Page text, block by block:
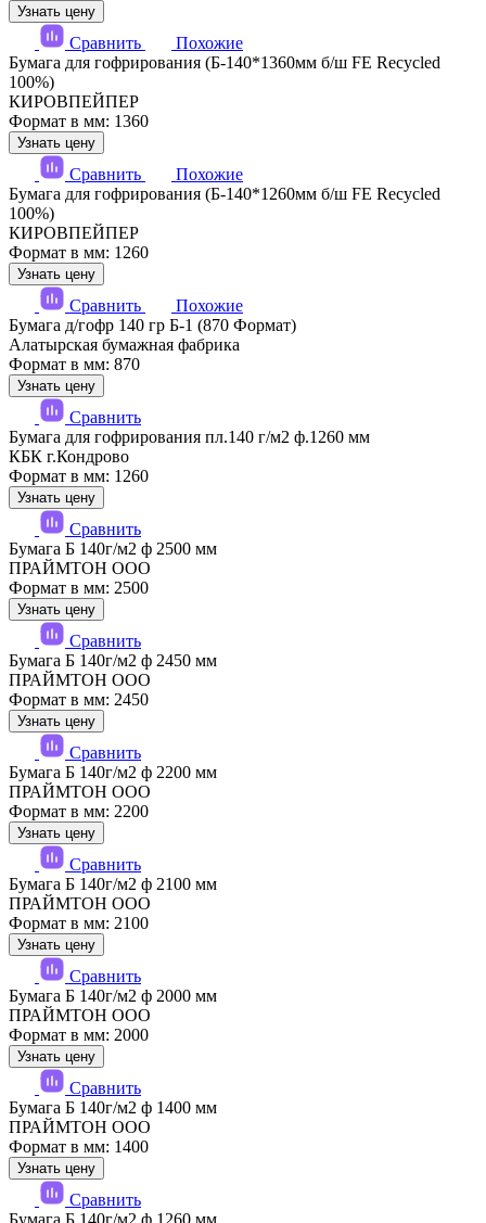
Узнать цену
Сравнить
Похожие
Бумага для гофрирования (Б-140*1360мм б/ш FE Recycled
100%)
КИРОВПЕЙПЕР
Формат в мм: 1360
Узнать цену
Сравнить
Похожие
Бумага для гофрирования (Б-140*1260мм б/ш FE Recycled
100%)
КИРОВПЕЙПЕР
Формат в мм: 1260
Узнать цену
Сравнить
Похожие
Бумага д/гофр 140 гр Б-1 (870 Формат)
Алатырская бумажная фабрика
Формат в мм: 870
Узнать цену
Сравнить
Бумага для гофрирования пл.140 г/м2 ф.1260 мм
КБК г.Кондрово
Формат в мм: 1260
Узнать цену
Сравнить
Бумага Б 140г/м2 ф 2500 мм
ПРАЙМТОН ООО
Формат в мм: 2500
Узнать цену
Сравнить
Бумага Б 140г/м2 ф 2450 мм
ПРАЙМТОН ООО
Формат в мм: 2450
Узнать цену
Сравнить
Бумага Б 140г/м2 ф 2200 мм
ПРАЙМТОН ООО
Формат в мм: 2200
Узнать цену
Сравнить
Бумага Б 140г/м2 ф 2100 мм
ПРАЙМТОН ООО
Формат в мм: 2100
Узнать цену
Сравнить
Бумага Б 140г/м2 ф 2000 мм
ПРАЙМТОН ООО
Формат в мм: 2000
Узнать цену
Сравнить
Бумага Б 140г/м2 ф 1400 мм
ПРАЙМТОН ООО
Формат в мм: 1400
Узнать цену
Сравнить
Бумага Б 140г/м2 ф 1260 мм